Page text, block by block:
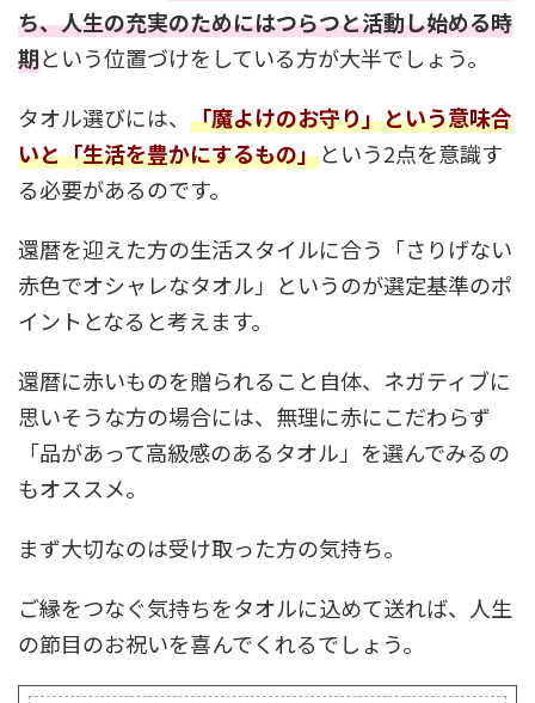
ち、人生の充実のためにはつらつと活動し始める時
期という位置づけをしている方が大半でしょう。
タオル選びには、 「魔よけのお守り」という意味合
いと「生活を豊かにするもの」という2点を意識す
る必要があるのです。
還暦を迎えた方の生活スタイルに合う「さりげない
赤色でオシャレなタオル」というのが選定基準のポ
イントとなると考えます。
還暦に赤いものを贈られること自体、ネガティブに
思いそうな方の場合には、無理に赤にこだわらず
「品があって高級感のあるタオル」を選んでみるの
もオススメ。
まず大切なのは受け取った方の気持ち。
ご縁をつなぐ気持ちをタオルに込めて送れば、人生
の節目のお祝いを喜んでくれるでしょう。